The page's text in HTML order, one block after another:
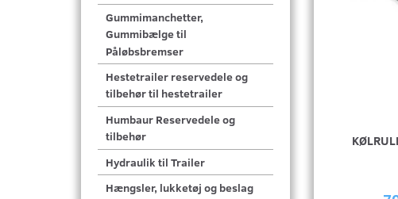
Gummimanchetter,
Gummibælge til
Påløbsbremser
Hestetrailer reservedele og
tilbehør til hestetrailer
Humbaur Reservedele og
tilbehør
Hydraulik til Trailer
Hængsler, lukketøj og beslag